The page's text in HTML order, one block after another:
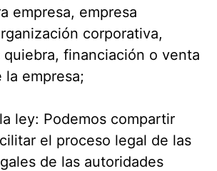
empresa, empresa
corporativa,
financiación o venta
la empresa;
ley: Podemos compartir
el proceso legal de las
de las autoridades